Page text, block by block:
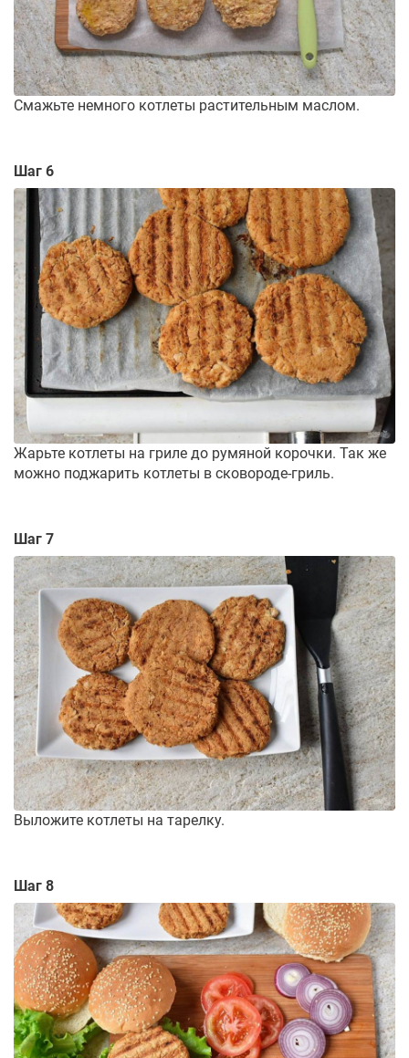
Смажьте немного котлеты растительным маслом.
Шаг 6
Жарьте котлеты на гриле до румяной корочки. Так же
можно поджарить котлеты в сковороде-гриль.
Шаг 7
Выложите котлеты на тарелку.
Шаг 8